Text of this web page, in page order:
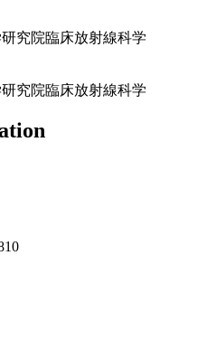
究院臨床放射線科学
究院臨床放射線科学